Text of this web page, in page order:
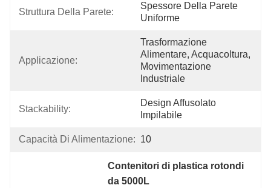
Struttura Della Parete:
Spessore Della Parete
Uniforme
Applicazione:
Trasformazione
Alimentare, Acquacoltura,
Movimentazione
Industriale
Stackability:
Design Affusolato
Impilabile
Capacità Di Alimentazione: 10
Contenitori di plastica rotondi
da 5000L